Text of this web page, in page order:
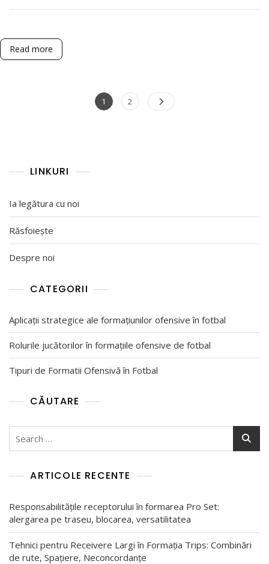
Opțiuni
Read more
Posts
Page
1 Page
2
LINKURI
Ia legătura cu noi
Răsfoiește
Despre noi
CATEGORII
Aplicații strategice ale formațiunilor ofensive în fotbal
Rolurile jucătorilor în formațiile ofensive de fotbal
Tipuri de Formatii Ofensivă în Fotbal
CĂUTARE
ARTICOLE RECENTE
Responsabilitățile receptorului în formarea Pro Set:
alergarea pe traseu, blocarea, versatilitatea
Tehnici pentru Receivere Largi în Formația Trips: Combinări
de rute, Spațiere, Neconcordanțe